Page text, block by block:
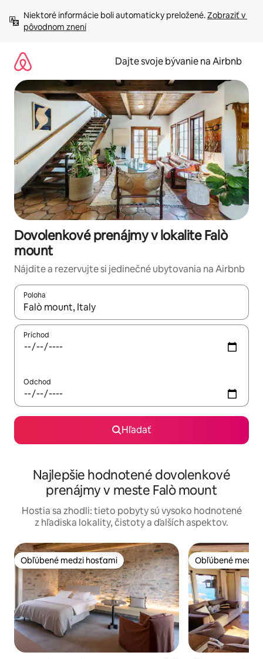
obsah.
Niektoré informácie boli automaticky preložené. Zobraziť v
pôvodnom znení
Dajte svoje bývanie na Airbnb
Dovolenkové prenájmy v lokalite Falò
mount
Nájdite a rezervujte si jedinečné ubytovania na Airbnb
Poloha
Keď budú výsledky k dispozícii, môžete si ich prechádzať
Príchod
Odchod
Hľadať
Najlepšie hodnotené dovolenkové
prenájmy v meste Falò mount
Hostia sa zhodli: tieto pobyty sú vysoko hodnotené
z hľadiska lokality, čistoty a ďalších aspektov.
Obľúbené medzi hosťami
Obľúbené medzi hosťami Obľúbené medzi
Obľúbené medzi